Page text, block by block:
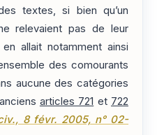
textes, si bien qu’un
relevaient pas de leur
allait notamment ainsi
des comourants
aucune des catégories
articles 721 et 722
8 févr. 2005, n° 02-